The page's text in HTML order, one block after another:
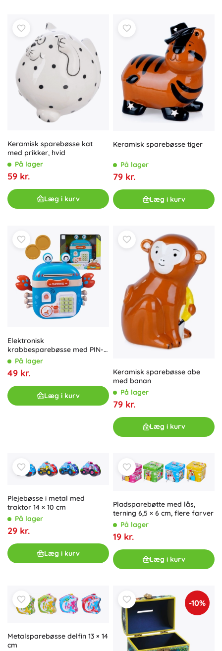
Keramisk sparebøsse kat
med prikker, hvid
På lager
59 kr.
Læg i kurv
Keramisk sparebøsse tiger
På lager
79 kr.
Læg i kurv
Elektronisk
krabbesparebøsse med PIN-
kodesafe – WOOPIE, blå
På lager
49 kr.
Læg i kurv
Keramisk sparebøsse abe
med banan
På lager
79 kr.
Læg i kurv
Plejebøsse i metal med
traktor 14 × 10 cm
På lager
29 kr.
Læg i kurv
Pladsparebøtte med lås,
terning 6,5 × 6 cm, flere farver
På lager
19 kr.
Læg i kurv
Metalsparebøsse delfin 13 × 14
cm
-10%